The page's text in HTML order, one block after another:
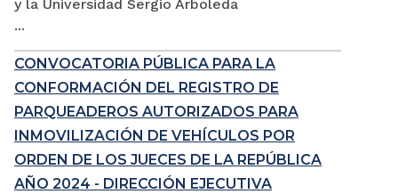
y la Universidad Sergio Arboleda
...
CONVOCATORIA PÚBLICA PARA LA
CONFORMACIÓN DEL REGISTRO DE
PARQUEADEROS AUTORIZADOS PARA
INMOVILIZACIÓN DE VEHÍCULOS POR
ORDEN DE LOS JUECES DE LA REPÚBLICA
AÑO 2024 - DIRECCIÓN EJECUTIVA